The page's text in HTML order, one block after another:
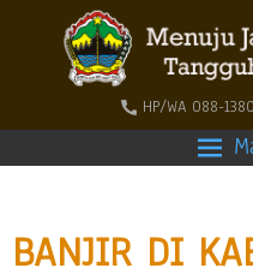
HP/WA 088-
BANJIR DI